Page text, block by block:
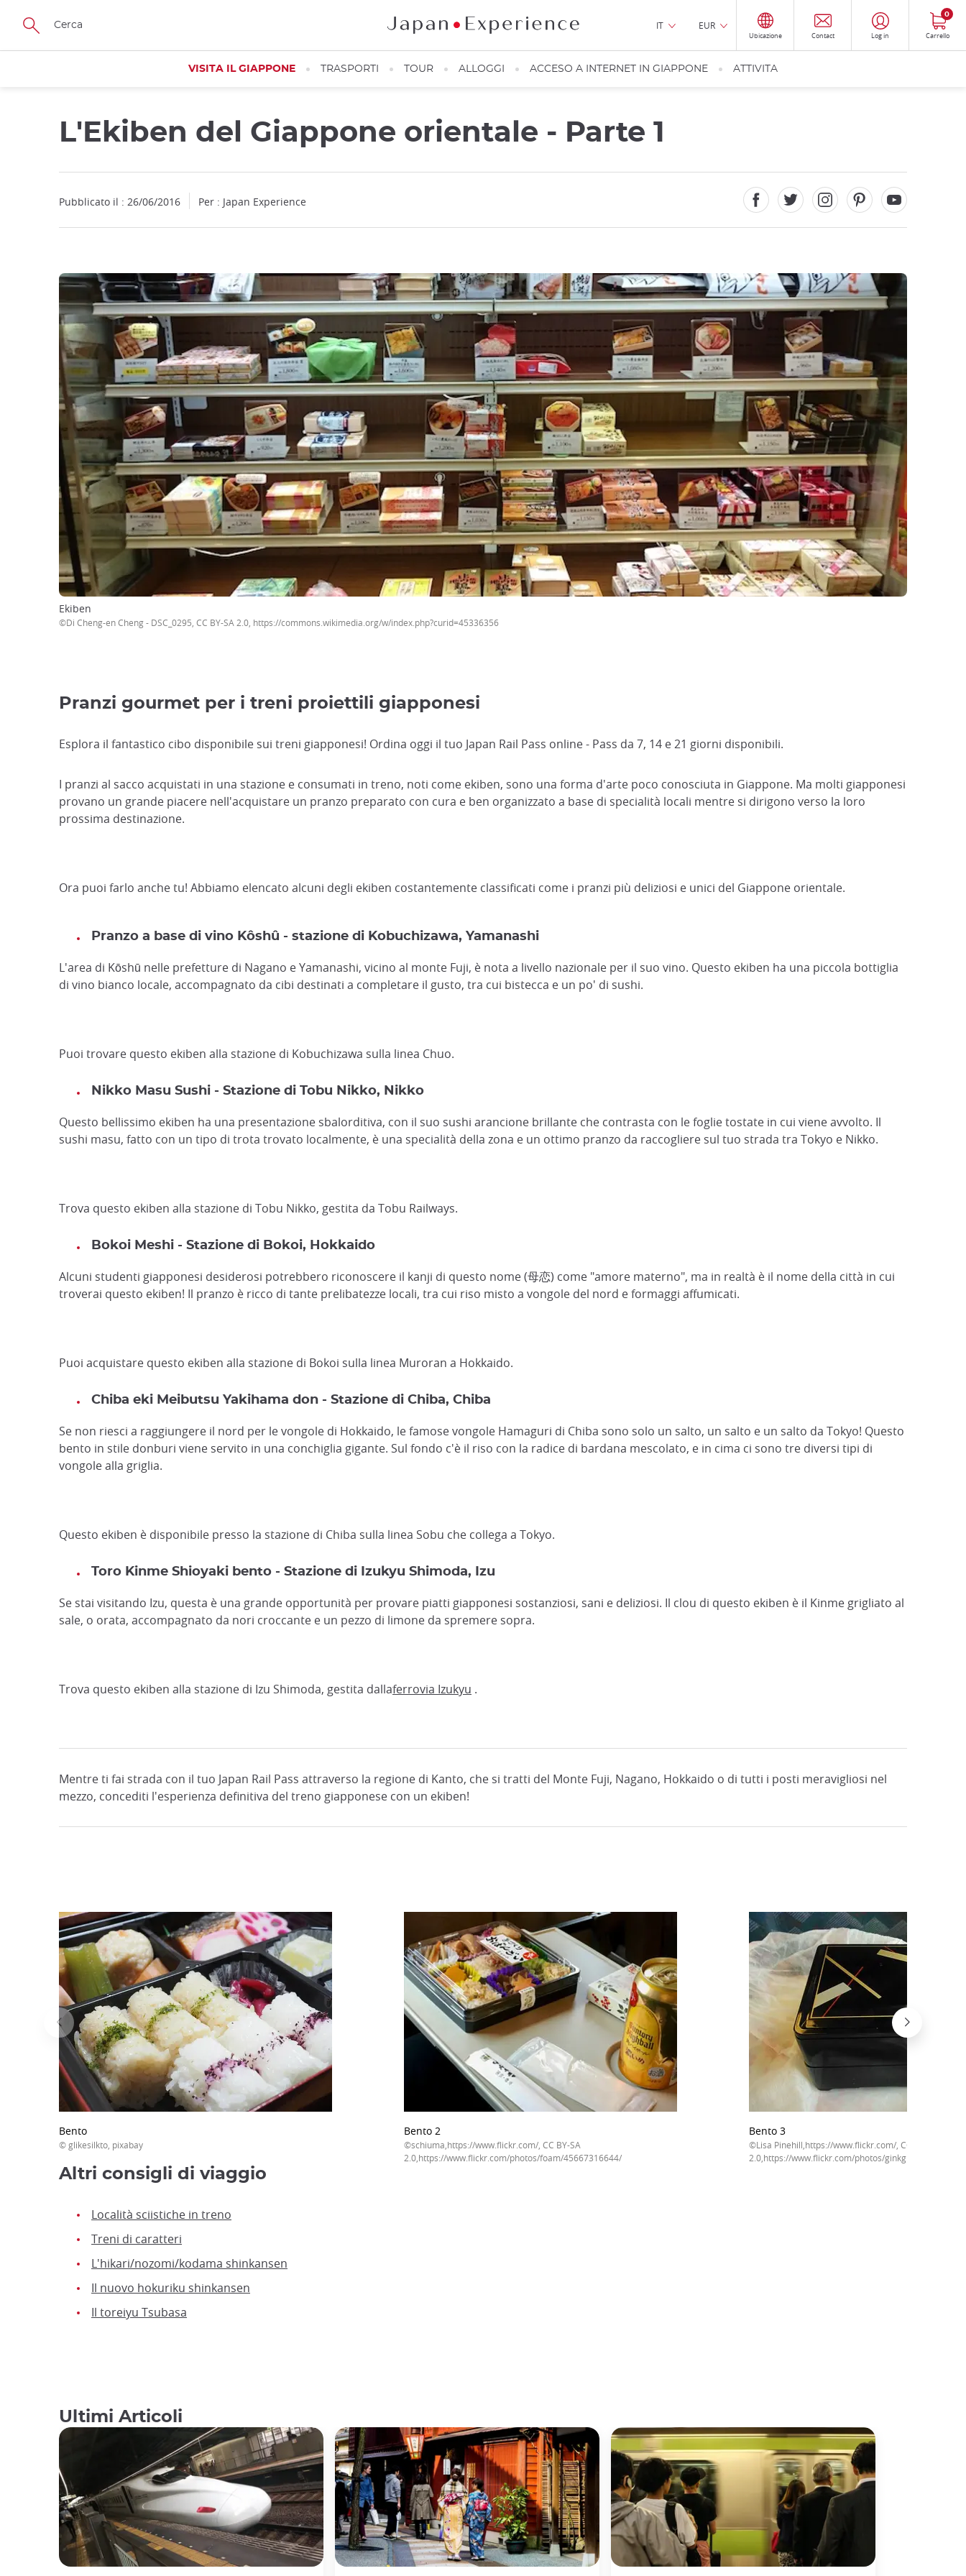
Skip
main
IT EUR
Ubicazione Contact Log in Carrello
0
VISITA IL GIAPPONE TRASPORTI TOUR ALLOGGI ACCESO A INTERNET IN GIAPPONE ATTIVITA
L'Ekiben del Giappone orientale - Parte 1
Pubblicato il : 26/06/2016 Per : Japan Experience
Ekiben
©Di Cheng-en Cheng - DSC_0295, CC BY-SA 2.0, https://commons.wikimedia.org/w/index.php?curid=45336356
Pranzi gourmet per i treni proiettili giapponesi
Esplora il fantastico cibo disponibile sui treni giapponesi! Ordina oggi il tuo Japan Rail Pass online - Pass da 7, 14 e 21 giorni disponibili.
I pranzi al sacco acquistati in una stazione e consumati in treno, noti come ekiben, sono una forma d'arte poco conosciuta in Giappone. Ma molti giapponesi
provano un grande piacere nell'acquistare un pranzo preparato con cura e ben organizzato a base di specialità locali mentre si dirigono verso la loro
prossima destinazione.
Ora puoi farlo anche tu! Abbiamo elencato alcuni degli ekiben costantemente classificati come i pranzi più deliziosi e unici del Giappone orientale.
Pranzo a base di vino Kôshû - stazione di Kobuchizawa, Yamanashi
L'area di Kōshū nelle prefetture di Nagano e Yamanashi, vicino al monte Fuji, è nota a livello nazionale per il suo vino. Questo ekiben ha una piccola bottiglia
di vino bianco locale, accompagnato da cibi destinati a completare il gusto, tra cui bistecca e un po' di sushi.
Puoi trovare questo ekiben alla stazione di Kobuchizawa sulla linea Chuo.
Nikko Masu Sushi - Stazione di Tobu Nikko, Nikko
Questo bellissimo ekiben ha una presentazione sbalorditiva, con il suo sushi arancione brillante che contrasta con le foglie tostate in cui viene avvolto. Il
sushi masu, fatto con un tipo di trota trovato localmente, è una specialità della zona e un ottimo pranzo da raccogliere sul tuo strada tra Tokyo e Nikko.
Trova questo ekiben alla stazione di Tobu Nikko, gestita da Tobu Railways.
Bokoi Meshi - Stazione di Bokoi, Hokkaido
Alcuni studenti giapponesi desiderosi potrebbero riconoscere il kanji di questo nome (母恋) come "amore materno", ma in realtà è il nome della città in cui
troverai questo ekiben! Il pranzo è ricco di tante prelibatezze locali, tra cui riso misto a vongole del nord e formaggi affumicati.
Puoi acquistare questo ekiben alla stazione di Bokoi sulla linea Muroran a Hokkaido.
Chiba eki Meibutsu Yakihama don - Stazione di Chiba, Chiba
Se non riesci a raggiungere il nord per le vongole di Hokkaido, le famose vongole Hamaguri di Chiba sono solo un salto, un salto e un salto da Tokyo! Questo
bento in stile donburi viene servito in una conchiglia gigante. Sul fondo c'è il riso con la radice di bardana mescolato, e in cima ci sono tre diversi tipi di
vongole alla griglia.
Questo ekiben è disponibile presso la stazione di Chiba sulla linea Sobu che collega a Tokyo.
Toro Kinme Shioyaki bento - Stazione di Izukyu Shimoda, Izu
Se stai visitando Izu, questa è una grande opportunità per provare piatti giapponesi sostanziosi, sani e deliziosi. Il clou di questo ekiben è il Kinme grigliato al
sale, o orata, accompagnato da nori croccante e un pezzo di limone da spremere sopra.
Trova questo ekiben alla stazione di Izu Shimoda, gestita dallaferrovia Izukyu .
Mentre ti fai strada con il tuo Japan Rail Pass attraverso la regione di Kanto, che si tratti del Monte Fuji, Nagano, Hokkaido o di tutti i posti meravigliosi nel
mezzo, concediti l'esperienza definitiva del treno giapponese con un ekiben!
Bento
© glikesilkto, pixabay
Bento 2
©schiuma,https://www.flickr.com/, CC BY-SA
2.0,https://www.flickr.com/photos/foam/45667316644/
Bento 3
©Lisa Pinehill,https://www.flickr.com/, CC BY-SA
2.0,https://www.flickr.com/photos/ginkgraph/
Altri consigli di viaggio
Località sciistiche in treno
Treni di caratteri
L'hikari/nozomi/kodama shinkansen
Il nuovo hokuriku shinkansen
Il toreiyu Tsubasa
Ultimi Articoli